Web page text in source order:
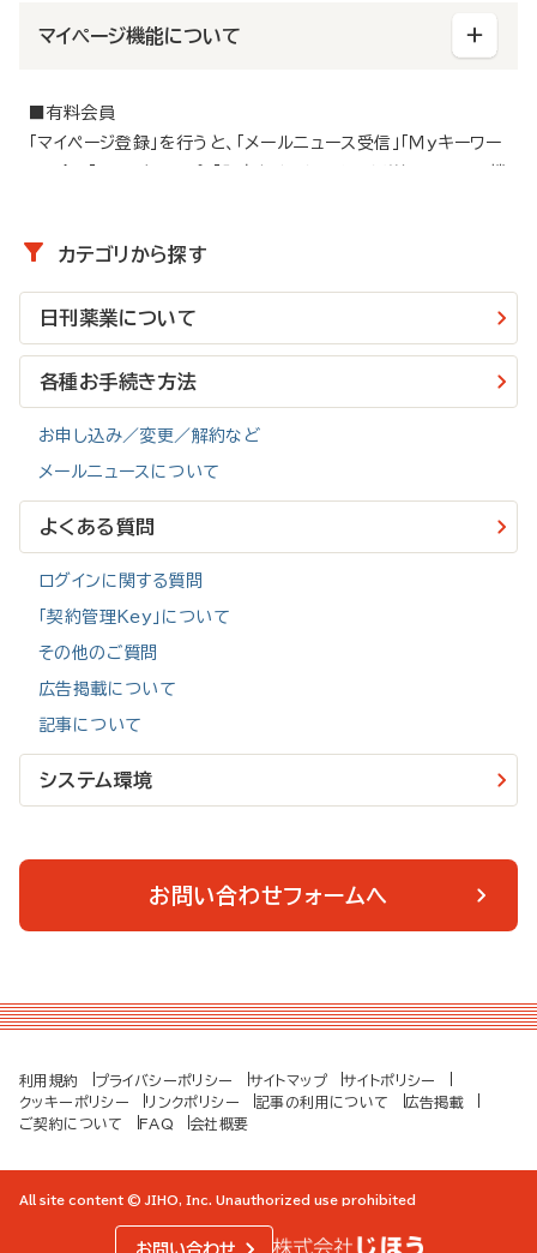
■2週間無料トライアル会員
ご登録日から2週間無料ですべての記事閲覧と機能活用ができ
■登録会員（無料）
有料記事が月5本まで閲覧できます。
朝刊メールが無料で受け取れます。
・会員種別の詳細／会員種別毎の機能比較の詳細はこちら
マイページ機能について
■有料会員
「マイページ登録」を行うと、「メールニュース受信」「Ｍｙキーワー
・メールニュース
メールの中から選択できます。
・Ｍｙキーワード登録
登録したキーワードが含まれる記事を自動で収集します（最大５
・Ｍｙスクラップ
気になったニュースの「Ｍｙスクラップ※アイコン」マークをクリッ
クするだけで保存ができます（最大1000本まで）。
・ニュースの見出しをメールで送信
部署やグループ内で共有したいニュースの見出しをメールで送
■2週間無料トライアル会員
テンツをご利用いただきます。別途「マイページ」への登録は不要
です。
■登録会員（無料）、メール会員（無料）
「マイページ機能」のご利用はいただけません。
カテゴリから探す
日刊薬業について
各種お手続き方法
お申し込み／変更／解約など
メールニュースについて
よくある質問
ログインに関する質問
「契約管理Key」について
その他のご質問
広告掲載について
記事について
システム環境
お問い合わせフォームへ
利用規約 プライバシーポリシー サイトマップ
サイトポリシー
クッキーポリシー
リンクポリシー 記事の利用について
広告掲載
ご契約について
FAQ 会社概要
All site content © JIHO, Inc. Unauthorized use prohibited
お問い合わせ